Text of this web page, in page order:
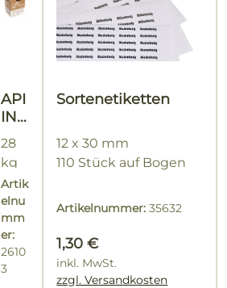
API
INV
ERT
®
Fut
ters
iru
p
28
kg
im
Kart
on
Artik
elnu
mm
er:
2610
3
Sortenetiketten
12 x 30 mm
110 Stück auf Bogen
Artikelnummer:35632
Regulärer Preis:
1,30 €
inkl. MwSt.
zzgl. Versandkosten